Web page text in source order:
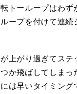
トーループはわず
ープを付けて連続
上がり過ぎてステ
か飛ばしてしまっ
は早いタイミング